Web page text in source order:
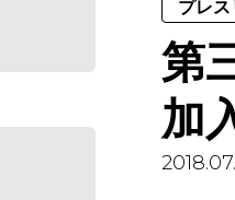
プレス
第
加